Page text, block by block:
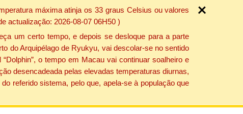
máxima atinja os 33 graus Celsius ou valores
actualização: 2026-08-07 06H50 )
um certo tempo, e depois se desloque para a parte
do Arquipélago de Ryukyu, vai descolar-se no sentido
o tempo em Macau vai continuar soalheiro e
desencadeada pelas elevadas temperaturas diurnas,
referido sistema, pelo que, apela-se à população que